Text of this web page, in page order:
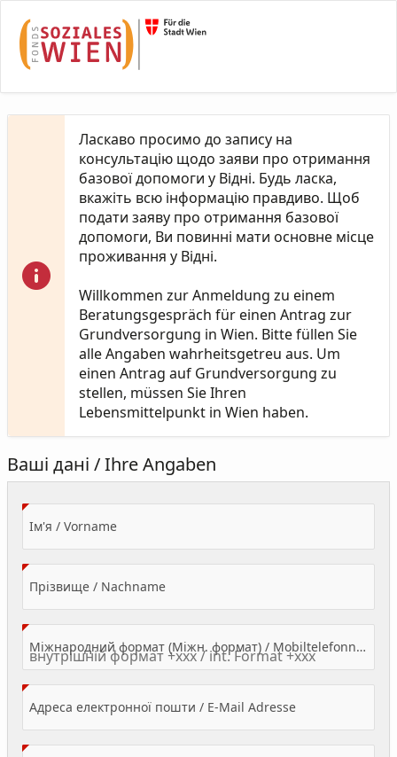
Ласкаво просимо до запису на
консультацію щодо заяви про отримання
базової допомоги у Відні. Будь ласка,
вкажіть всю інформацію правдиво. Щоб
подати заяву про отримання базової
допомоги, Ви повинні мати основне місце
проживання у Відні.
Willkommen zur Anmeldung zu einem
Beratungsgespräch für einen Antrag zur
Grundversorgung in Wien. Bitte füllen Sie
alle Angaben wahrheitsgetreu aus. Um
einen Antrag auf Grundversorgung zu
stellen, müssen Sie Ihren
Lebensmittelpunkt in Wien haben.
Ваші дані / Ihre Angaben
Ім'я / Vorname(Value Required)
Прізвище / Nachname(Value Required)
Міжнародний формат (Міжн. формат) / Mobiltelefonnummer
Адреса електронної пошти / E-Mail Adresse(Value Required)